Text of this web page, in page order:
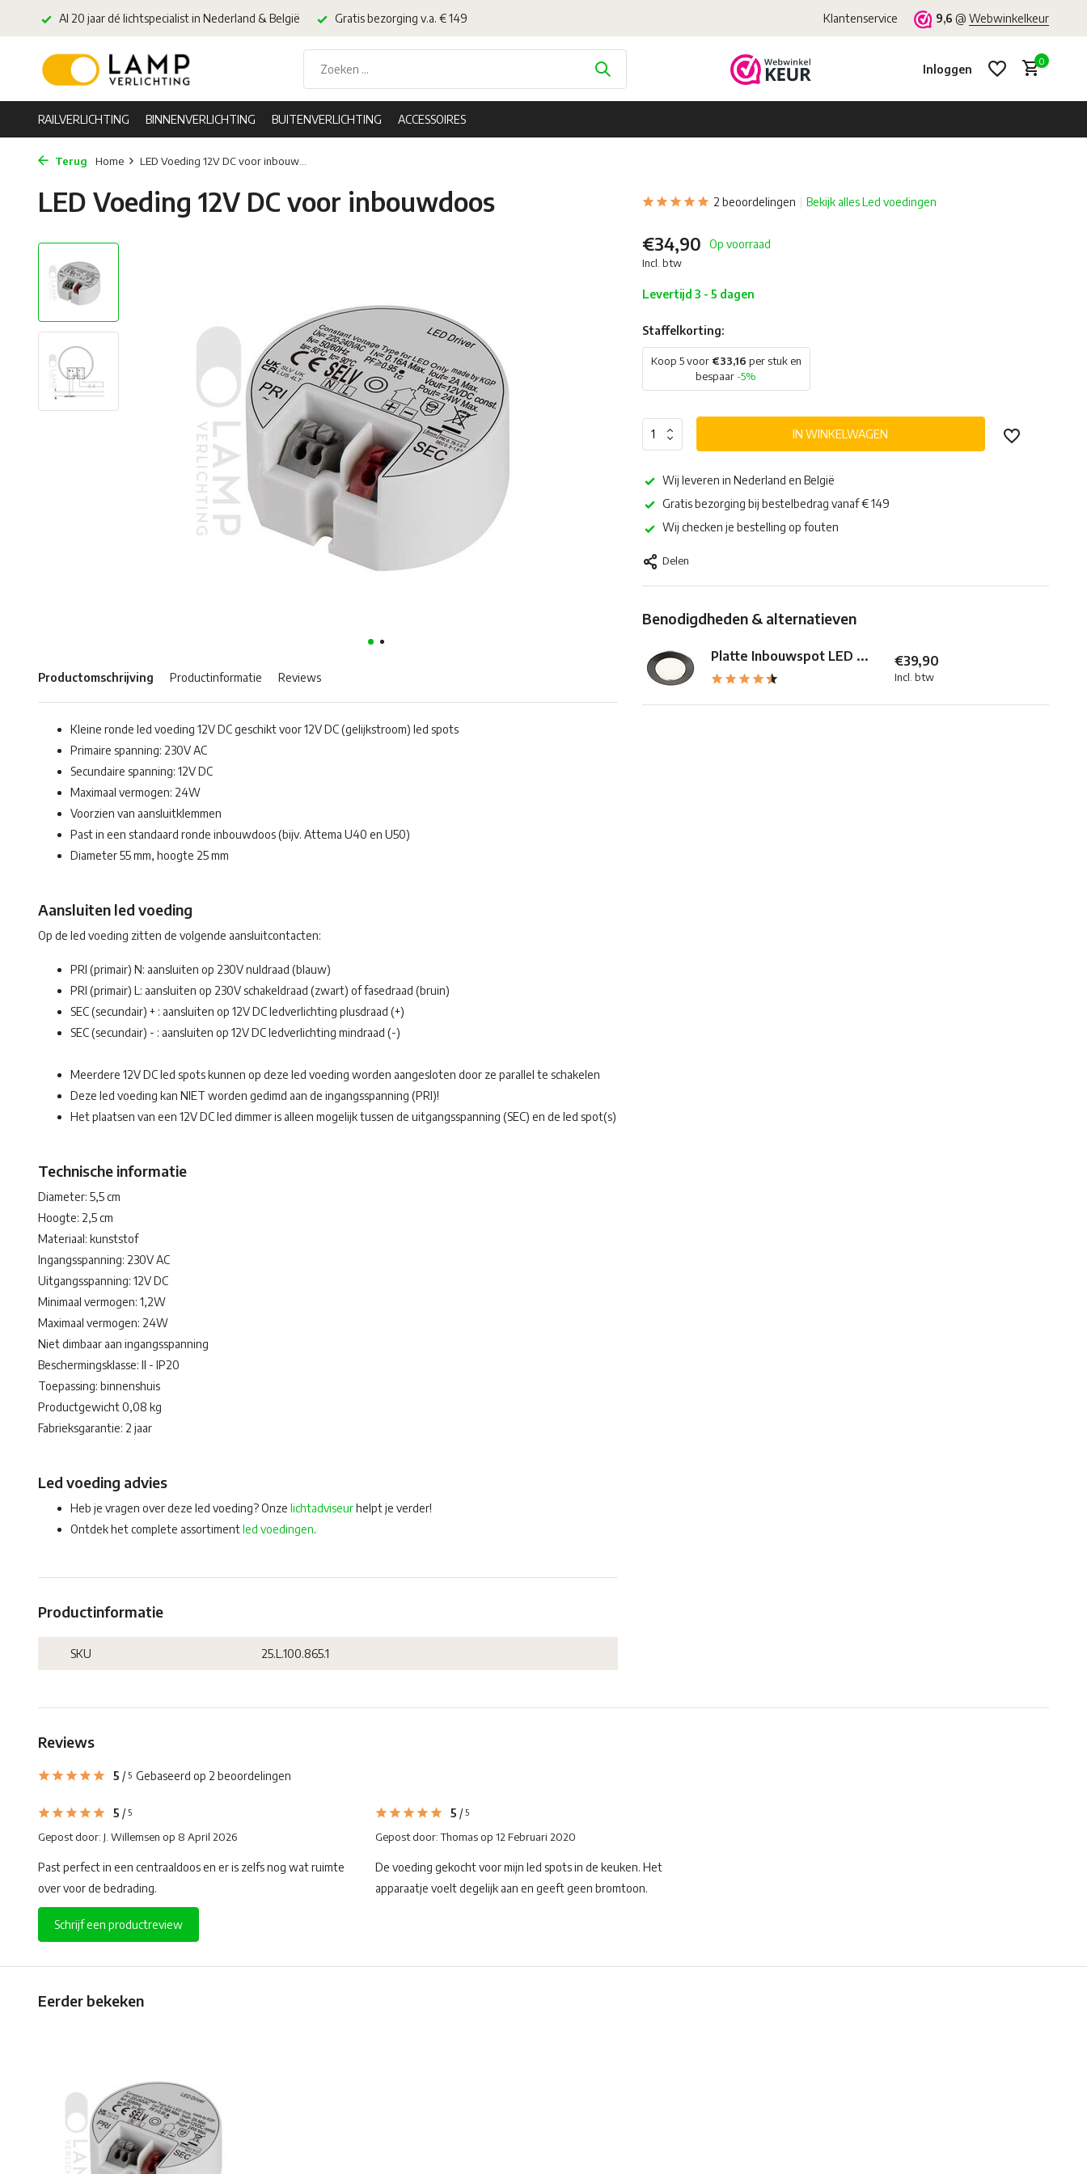
Al 20 jaar dé lichtspecialist in Nederland & België Gratis bezorging v.a. € 149 Klantenservice 9,6 @ Webwinkelkeur
Inloggen
Account aanmaken
0
RAILVERLICHTING BINNENVERLICHTING BUITENVERLICHTING ACCESSOIRES
Terug Home LED Voeding 12V DC voor inbouw...
LED Voeding 12V DC voor inbouwdoos
Productomschrijving Productinformatie Reviews
Kleine ronde led voeding 12V DC geschikt voor 12V DC (gelijkstroom) led spots
Primaire spanning: 230V AC
Secundaire spanning: 12V DC
Maximaal vermogen: 24W
Voorzien van aansluitklemmen
Past in een standaard ronde inbouwdoos (bijv. Attema U40 en U50)
Diameter 55 mm, hoogte 25 mm
Aansluiten led voeding
Op de led voeding zitten de volgende aansluitcontacten:
PRI (primair) N: aansluiten op 230V nuldraad (blauw)
PRI (primair) L: aansluiten op 230V schakeldraad (zwart) of fasedraad (bruin)
SEC (secundair) + : aansluiten op 12V DC ledverlichting plusdraad (+)
SEC (secundair) - : aansluiten op 12V DC ledverlichting mindraad (-)
Meerdere 12V DC led spots kunnen op deze led voeding worden aangesloten door ze parallel te schakelen
Deze led voeding kan NIET worden gedimd aan de ingangsspanning (PRI)!
Het plaatsen van een 12V DC led dimmer is alleen mogelijk tussen de uitgangsspanning (SEC) en de led spot(s)
Technische informatie
Diameter: 5,5 cm
Hoogte: 2,5 cm
Materiaal: kunststof
Ingangsspanning: 230V AC
Uitgangsspanning: 12V DC
Minimaal vermogen: 1,2W
Maximaal vermogen: 24W
Niet dimbaar aan ingangsspanning
Beschermingsklasse: II - IP20
Toepassing: binnenshuis
Productgewicht 0,08 kg
Fabrieksgarantie: 2 jaar
Led voeding advies
Heb je vragen over deze led voeding? Onze lichtadviseurhelpt je verder!
Ontdek het complete assortimentled voedingen.
Productinformatie
SKU 25.L.100.865.1
2 beoordelingen Bekijk alles Led voedingen
€34,90 Op voorraad
Incl. btw
Levertijd 3 - 5 dagen
Staffelkorting:
Koop 5 voor€33,16 per stuk en
bespaar -5%
IN WINKELWAGEN
Wij leveren in Nederland en België
Gratis bezorging bij bestelbedrag vanaf € 149
Wij checken je bestelling op fouten
Delen
Benodigdheden & alternatieven
Platte Inbouwspot LED ... €39,90
Incl. btw
Reviews
5 / 5 Gebaseerd op 2 beoordelingen
5 / 5
Gepost door: J. Willemsen op 8 April 2026
Past perfect in een centraaldoos en er is zelfs nog wat ruimte
over voor de bedrading.
5 / 5
Gepost door:Thomasop 12 Februari 2020
De voeding gekocht voor mijn led spots in de keuken. Het
apparaatje voelt degelijk aan en geeft geen bromtoon.
Schrijf een productreview
Eerder bekeken